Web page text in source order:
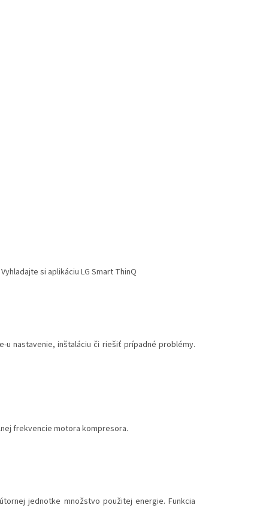
si aplikáciu LG Smart ThinQ
nastavenie, inštaláciu či riešiť prípadné problémy.
frekvencie motora kompresora.
jednotke množstvo použitej energie. Funkcia